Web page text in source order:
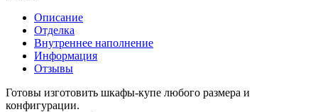
Описание
Отделка
Внутреннее наполнение
Информация
Отзывы
Готовы изготовить шкафы-купе любого размера и
конфигурации.